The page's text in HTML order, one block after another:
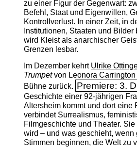
zu einer Figur der Gegenwart:
Befehl, Staat und Eigenwillen,
Kontrollverlust. In einer Zeit, in
Institutionen, Staaten und
wird Kleist als anarchischer
Grenzen lesbar.
Im Dezember kehrt Ulrike
Trumpetvon Leonora
Bühne zurück. Premiere: 3.
Geschichte einer 92-jährigen
Altersheim kommt und dort eine
verbindet Surrealismus,
Filmgeschichte und Theater.
wird – und was geschieht, wenn
Stimmen beginnen, die Welt zu